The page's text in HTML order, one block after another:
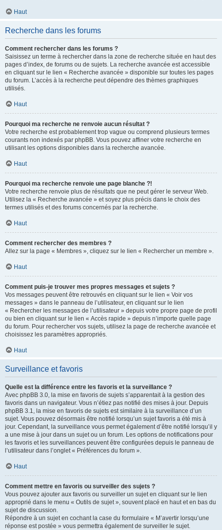
Haut
Recherche dans les forums
Comment rechercher dans les forums ?
Saisissez un terme à rechercher dans la zone de recherche située en haut des
pages d’index, de forums ou de sujets. La recherche avancée est accessible
en cliquant sur le lien « Recherche avancée » disponible sur toutes les pages
du forum. L’accès à la recherche peut dépendre des thèmes graphiques
utilisés.
Haut
Pourquoi ma recherche ne renvoie aucun résultat ?
Votre recherche est probablement trop vague ou comprend plusieurs termes
courants non indexés par phpBB. Vous pouvez affiner votre recherche en
utilisant les options disponibles dans la recherche avancée.
Haut
Pourquoi ma recherche renvoie une page blanche ?!
Votre recherche renvoie plus de résultats que ne peut gérer le serveur Web.
Utilisez la « Recherche avancée » et soyez plus précis dans le choix des
termes utilisés et des forums concernés par la recherche.
Haut
Comment rechercher des membres ?
Allez sur la page « Membres », cliquez sur le lien « Rechercher un membre ».
Haut
Comment puis-je trouver mes propres messages et sujets ?
Vos messages peuvent être retrouvés en cliquant sur le lien « Voir vos
messages » dans le panneau de l’utilisateur, en cliquant sur le lien
« Rechercher les messages de l’utilisateur » depuis votre propre page de profil
ou bien en cliquant sur le lien « Accès rapide » depuis n’importe quelle page
du forum. Pour rechercher vos sujets, utilisez la page de recherche avancée et
choisissez les paramètres appropriés.
Haut
Surveillance et favoris
Quelle est la différence entre les favoris et la surveillance ?
Avec phpBB 3.0, la mise en favoris de sujets s’apparentait à la gestion des
favoris dans un navigateur. Vous n’étiez pas notifié des mises à jour. Depuis
phpBB 3.1, la mise en favoris de sujets est similaire à la surveillance d’un
sujet. Vous pouvez désormais être notifié lorsqu’un sujet favoris a été mis à
jour. Cependant, la surveillance vous permet également d’être notifié lorsqu’il y
a une mise à jour dans un sujet ou un forum. Les options de notifications pour
les favoris et les surveillances peuvent être configurées depuis le panneau de
l’utilisateur dans l’onglet « Préférences du forum ».
Haut
Comment mettre en favoris ou surveiller des sujets ?
Vous pouvez ajouter aux favoris ou surveiller un sujet en cliquant sur le lien
approprié dans le menu « Outils de sujet », souvent placé en haut et en bas du
sujet de discussion.
Répondre à un sujet en cochant la case du formulaire « M’avertir lorsqu’une
réponse est postée » vous permettra également de surveiller le sujet.